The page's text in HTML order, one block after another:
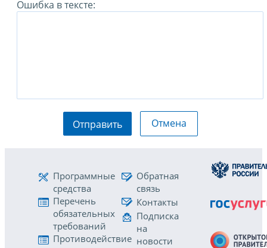
Ошибка в тексте:
Отправить Отмена
Программные
средства
Перечень
обязательных
требований
Противодействие
Обратная
связь
Контакты
Подписка
на
новости